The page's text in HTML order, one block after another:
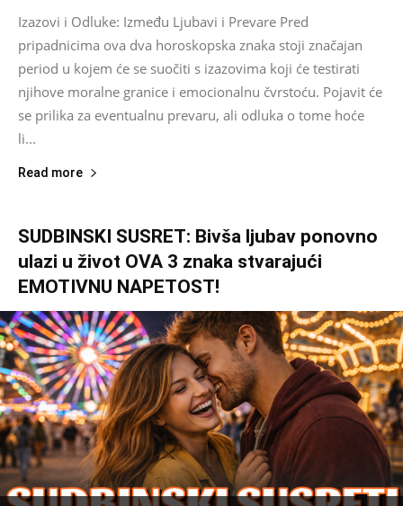
Izazovi i Odluke: Između Ljubavi i Prevare Pred
pripadnicima ova dva horoskopska znaka stoji značajan
period u kojem će se suočiti s izazovima koji će testirati
njihove moralne granice i emocionalnu čvrstoću. Pojavit će
se prilika za eventualnu prevaru, ali odluka o tome hoće
li...
Read more
SUDBINSKI SUSRET: Bivša ljubav ponovno
ulazi u život OVA 3 znaka stvarajući
EMOTIVNU NAPETOST!